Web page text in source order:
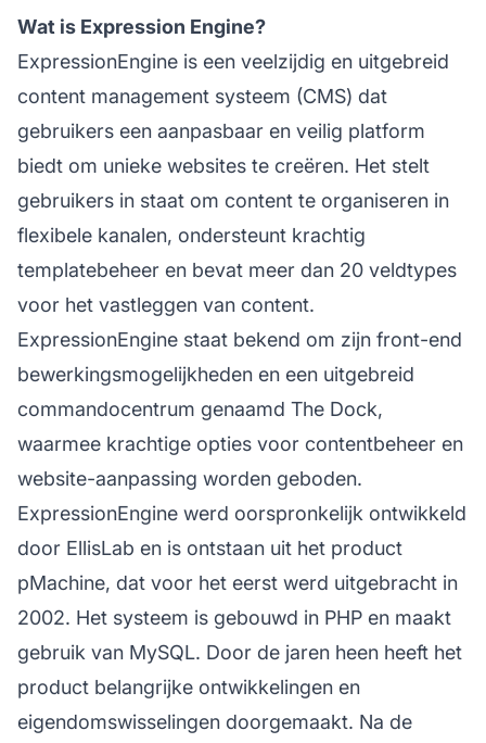
Wat is Expression Engine?
ExpressionEngine is een veelzijdig en uitgebreid
content management systeem (CMS) dat
gebruikers een aanpasbaar en veilig platform
biedt om unieke websites te creëren. Het stelt
gebruikers in staat om content te organiseren in
flexibele kanalen, ondersteunt krachtig
templatebeheer en bevat meer dan 20 veldtypes
voor het vastleggen van content.
ExpressionEngine staat bekend om zijn front-end
bewerkingsmogelijkheden en een uitgebreid
commandocentrum genaamd The Dock,
waarmee krachtige opties voor contentbeheer en
website-aanpassing worden geboden.
ExpressionEngine werd oorspronkelijk ontwikkeld
door EllisLab en is ontstaan uit het product
pMachine, dat voor het eerst werd uitgebracht in
2002. Het systeem is gebouwd in PHP en maakt
gebruik van MySQL. Door de jaren heen heeft het
product belangrijke ontwikkelingen en
eigendomswisselingen doorgemaakt. Na de